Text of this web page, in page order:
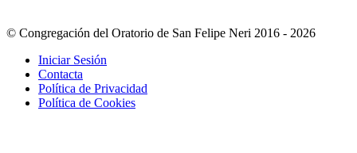
© Congregación del Oratorio de San Felipe Neri 2016 - 2026
Iniciar Sesión
Contacta
Política de Privacidad
Política de Cookies